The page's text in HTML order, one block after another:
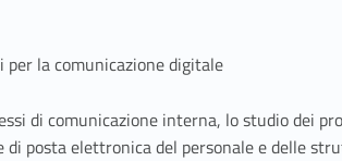
la comunicazione digitale
di comunicazione interna, lo studio dei
posta elettronica del personale e delle